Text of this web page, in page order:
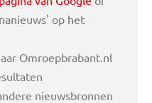
op het
Omroepbrabant.nl
nieuwsbronnen